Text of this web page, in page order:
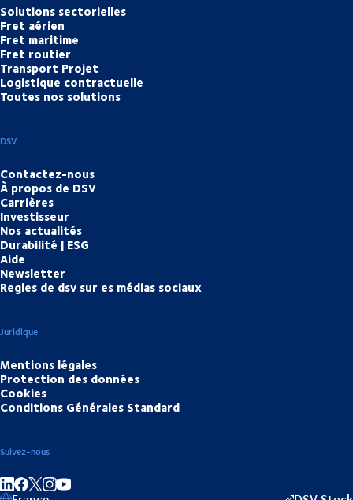
Solutions sectorielles
Fret aérien
Fret maritime
Fret routier
Transport Projet
Logistique contractuelle
Toutes nos solutions
DSV
Contactez-nous
À propos de DSV
Carrières
Investisseur
Nos actualités
Durabilité | ESG
Aide
Newsletter
Regles de dsv sur es médias sociaux
Juridique
Mentions légales
Protection des données
Cookies
Conditions Générales Standard
Suivez-nous